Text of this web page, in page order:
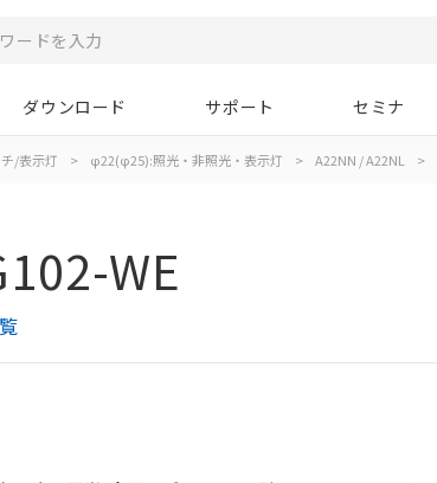
ダウンロード サポート セミナ
/表示灯 > φ22(φ25):照光・非照光・表示灯 > A22NN / A22NL >
WE